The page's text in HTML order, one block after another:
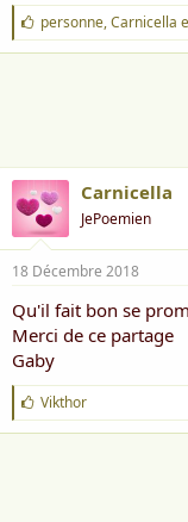
J
'
a
personne,Carnicella
Carnicella
JePoemien
18 Décembre 2018
Qu'il fait bon se
Merci de ce partage
Gaby
J
'
a
Vikthor